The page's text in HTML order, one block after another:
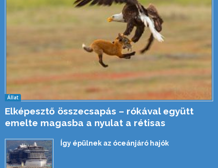
Állat
Elképesztő összecsapás – rókával együtt
emelte magasba a nyulat a rétisas
Így épülnek az óceánjáró hajók